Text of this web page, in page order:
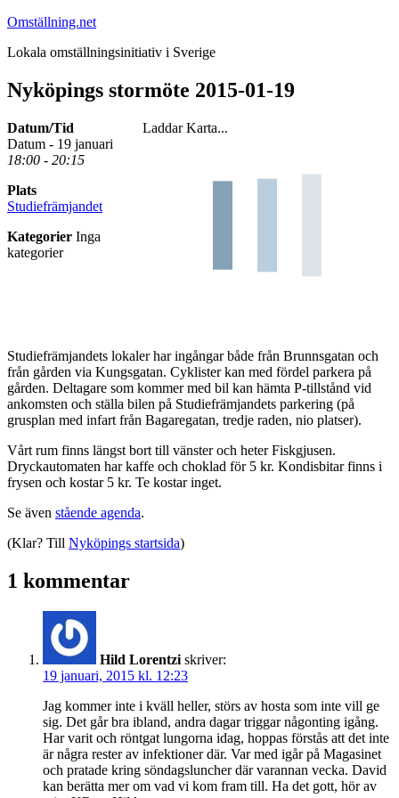
Hoppa
innehåll
Omställning.net
Lokala omställningsinitiativ i Sverige
Nyköpings stormöte 2015-01-19
Laddar Karta...
Datum/Tid
Datum - 19 januari
18:00 - 20:15
Plats
Studiefrämjandet
Kategorier Inga
kategorier
Studiefrämjandets lokaler har ingångar både från Brunnsgatan och
från gården via Kungsgatan. Cyklister kan med fördel parkera på
gården. Deltagare som kommer med bil kan hämta P-tillstånd vid
ankomsten och ställa bilen på Studiefrämjandets parkering (på
grusplan med infart från Bagaregatan, tredje raden, nio platser).
Vårt rum finns längst bort till vänster och heter Fiskgjusen.
Dryckautomaten har kaffe och choklad för 5 kr. Kondisbitar finns i
frysen och kostar 5 kr. Te kostar inget.
Se även stående agenda.
(Klar? Till Nyköpings startsida)
1 kommentar
Hild Lorentzi skriver:
19 januari, 2015 kl. 12:23
Jag kommer inte i kväll heller, störs av hosta som inte vill ge
sig. Det går bra ibland, andra dagar triggar någonting igång.
Har varit och röntgat lungorna idag, hoppas förstås att det inte
är några rester av infektioner där. Var med igår på Magasinet
och pratade kring söndagsluncher där varannan vecka. David
kan berätta mer om vad vi kom fram till. Ha det gott, hör av